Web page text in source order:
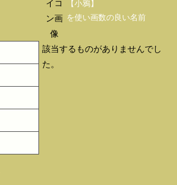
【小鴉】
を使い画数の良い名前
該当するものがありませんでし
た。